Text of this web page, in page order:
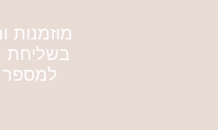
מוזמנות
בשליחת
למספר 0546876680